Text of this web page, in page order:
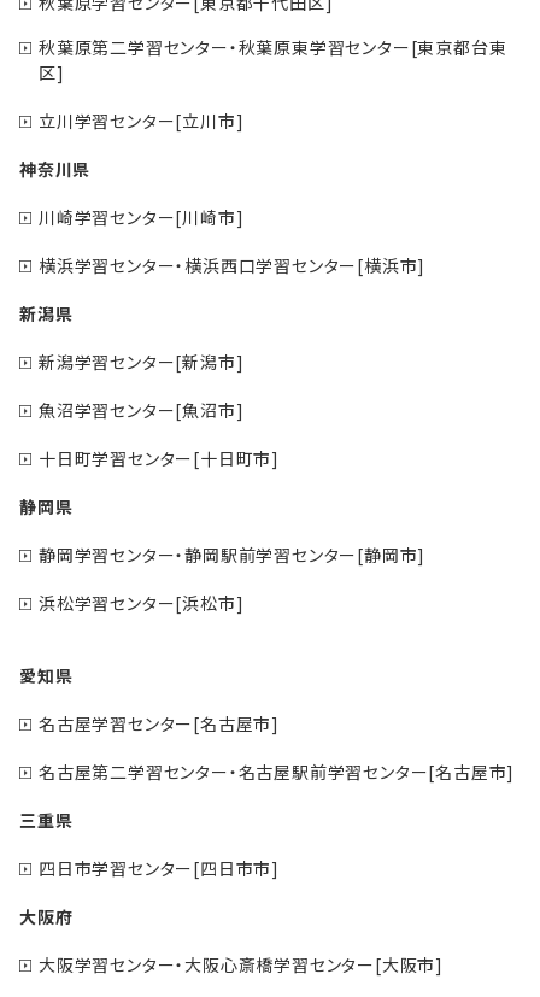
秋葉原第二学習センター・秋葉原東学習センター[東京都台東
区]
立川学習センター[立川市]
神奈川県
川崎学習センター[川崎市]
横浜学習センター・横浜西口学習センター[横浜市]
新潟県
新潟学習センター[新潟市]
魚沼学習センター[魚沼市]
十日町学習センター[十日町市]
静岡県
静岡学習センター・静岡駅前学習センター[静岡市]
浜松学習センター[浜松市]
愛知県
名古屋学習センター[名古屋市]
名古屋第二学習センター・名古屋駅前学習センター[名古屋市]
三重県
四日市学習センター[四日市市]
大阪府
大阪学習センター・大阪心斎橋学習センター[大阪市]